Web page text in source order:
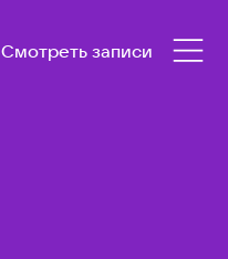
Смотреть записи